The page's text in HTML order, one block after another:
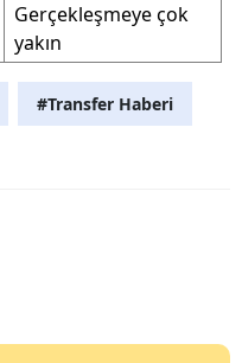
Gerçekleşmeye çok
yakın
#Transfer Haberi